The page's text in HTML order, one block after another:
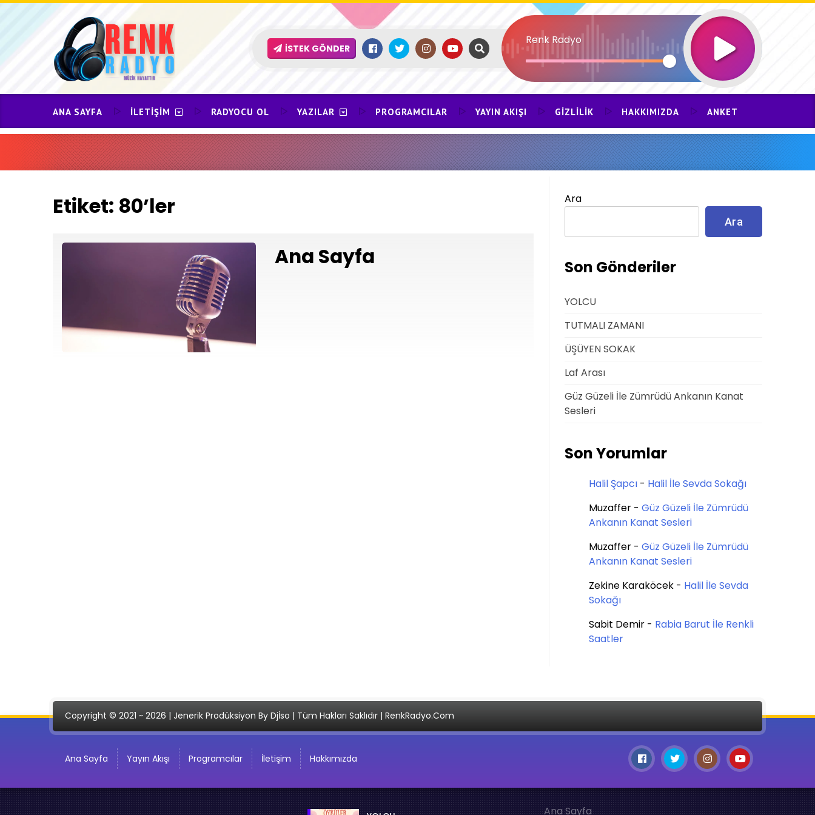
Skip
content
İSTEK GÖNDER
Renk Radyo
ANA SAYFA İLETIŞIM RADYOCU OL YAZILAR PROGRAMCILAR YAYIN AKIŞI GIZLILIK HAKKIMIZDA ANKET
Etiket: 80’ler
Ana Sayfa
Ara
Ara
Son Gönderiler
YOLCU
TUTMALI ZAMANI
ÜŞÜYEN SOKAK
Laf Arası
Güz Güzeli İle Zümrüdü Ankanın Kanat
Sesleri
Son Yorumlar
Halil Şapcı - Halil İle Sevda Sokağı
Muzaffer - Güz Güzeli İle Zümrüdü
Ankanın Kanat Sesleri
Muzaffer - Güz Güzeli İle Zümrüdü
Ankanın Kanat Sesleri
Zekine Karaköcek - Halil İle Sevda
Sokağı
Sabit Demir - Rabia Barut İle Renkli
Saatler
Copyright © 2021 ~ 2026 | Jenerik Prodüksiyon By Djİso | Tüm Hakları Saklıdır | RenkRadyo.Com
Ana Sayfa Yayın Akışı Programcılar İletişim Hakkımızda
Ana Sayfa